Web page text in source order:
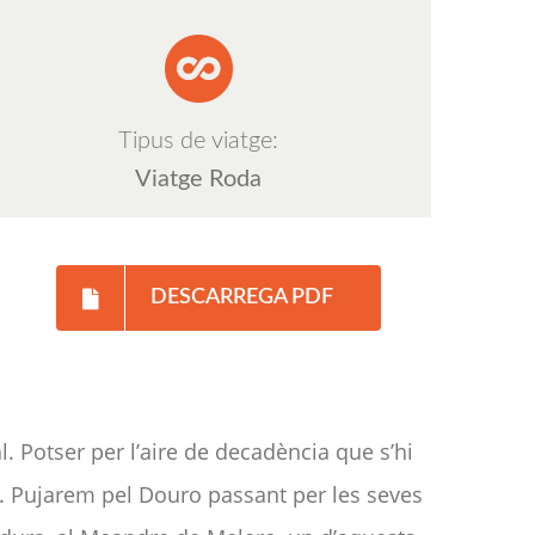
Tipus de viatge:
Viatge Roda
DESCARREGA PDF
per l’aire de decadència que s’hi
pel Douro passant per les seves